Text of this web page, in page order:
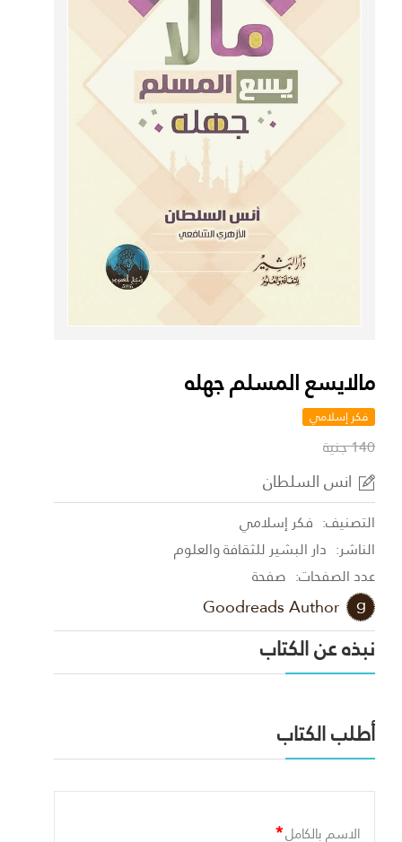
مالايسع المسلم جهله
فكر إسلامي
140 جنية
انس السلطان
التصنيف: فكر إسلامي
الناشر: دار البشير للثقافة والعلوم
عدد الصفحات: صفحة
Goodreads Author
نبذه عن الكتاب
أطلب الكتاب
الاسم بالكامل*